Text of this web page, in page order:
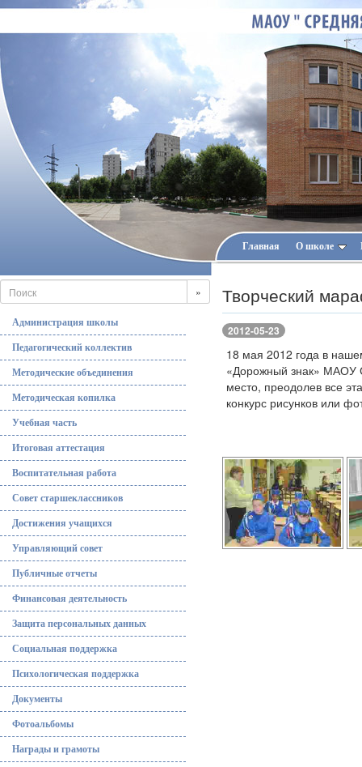
Главная О школе
»
Администрация школы
Педагогический коллектив
Методические объединения
Методическая копилка
Учебная часть
Итоговая аттестация
Воспитательная работа
Совет старшеклассников
Достижения учащихся
Управляющий совет
Публичные отчеты
Финансовая деятельность
Защита персональных данных
Социальная поддержка
Психологическая поддержка
Документы
Фотоальбомы
Награды и грамоты
Творческий
2012-05-23
18 мая 2012 года в
«Дорожный знак» МАОУ
место, преодолев все
конкурс рисунков или